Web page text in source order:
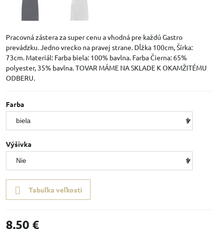
Pracovná zástera za super cenu a vhodná pre každú Gastro
prevádzku. Jedno vrecko na pravej strane. Dĺžka 100cm, Šírka:
73cm. Materiál: Farba biela: 100% bavlna. Farba Čierna: 65%
polyester, 35% bavlna. TOVAR MÁME NA SKLADE K OKAMŽITÉMU
ODBERU.
Farba
Výšivka
Tabuľka veľkostí
8,50 €